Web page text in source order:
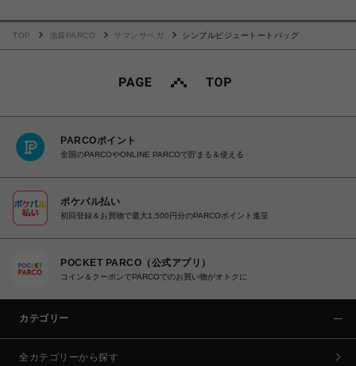
TOP 池袋PARCO サマンサベガ シンプルビジュートートバッグ
PARCOポイント
全国のPARCOやONLINE PARCOで貯まる＆使える
ポケパル払い
初回登録＆お買物で最大1,500円分のPARCOポイント進呈
POCKET PARCO（公式アプリ）
コイン＆クーポンでPARCOでのお買い物がオトクに
カテゴリー
全カテゴリーから探す